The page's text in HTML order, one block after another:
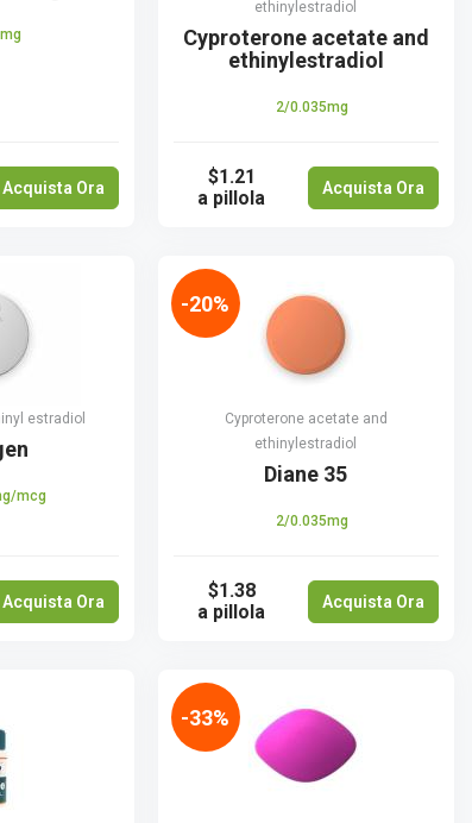
Acquista Ora
ethinylestradiol
Cyproterone acetate and
ethinylestradiol
2/0.035mg
$1.21
a pillola
Acquista Ora
estradiol
mcg
Acquista Ora
Cyproterone acetate and
ethinylestradiol
Diane 35
2/0.035mg
$1.38
a pillola
Acquista Ora
-20%
-33%